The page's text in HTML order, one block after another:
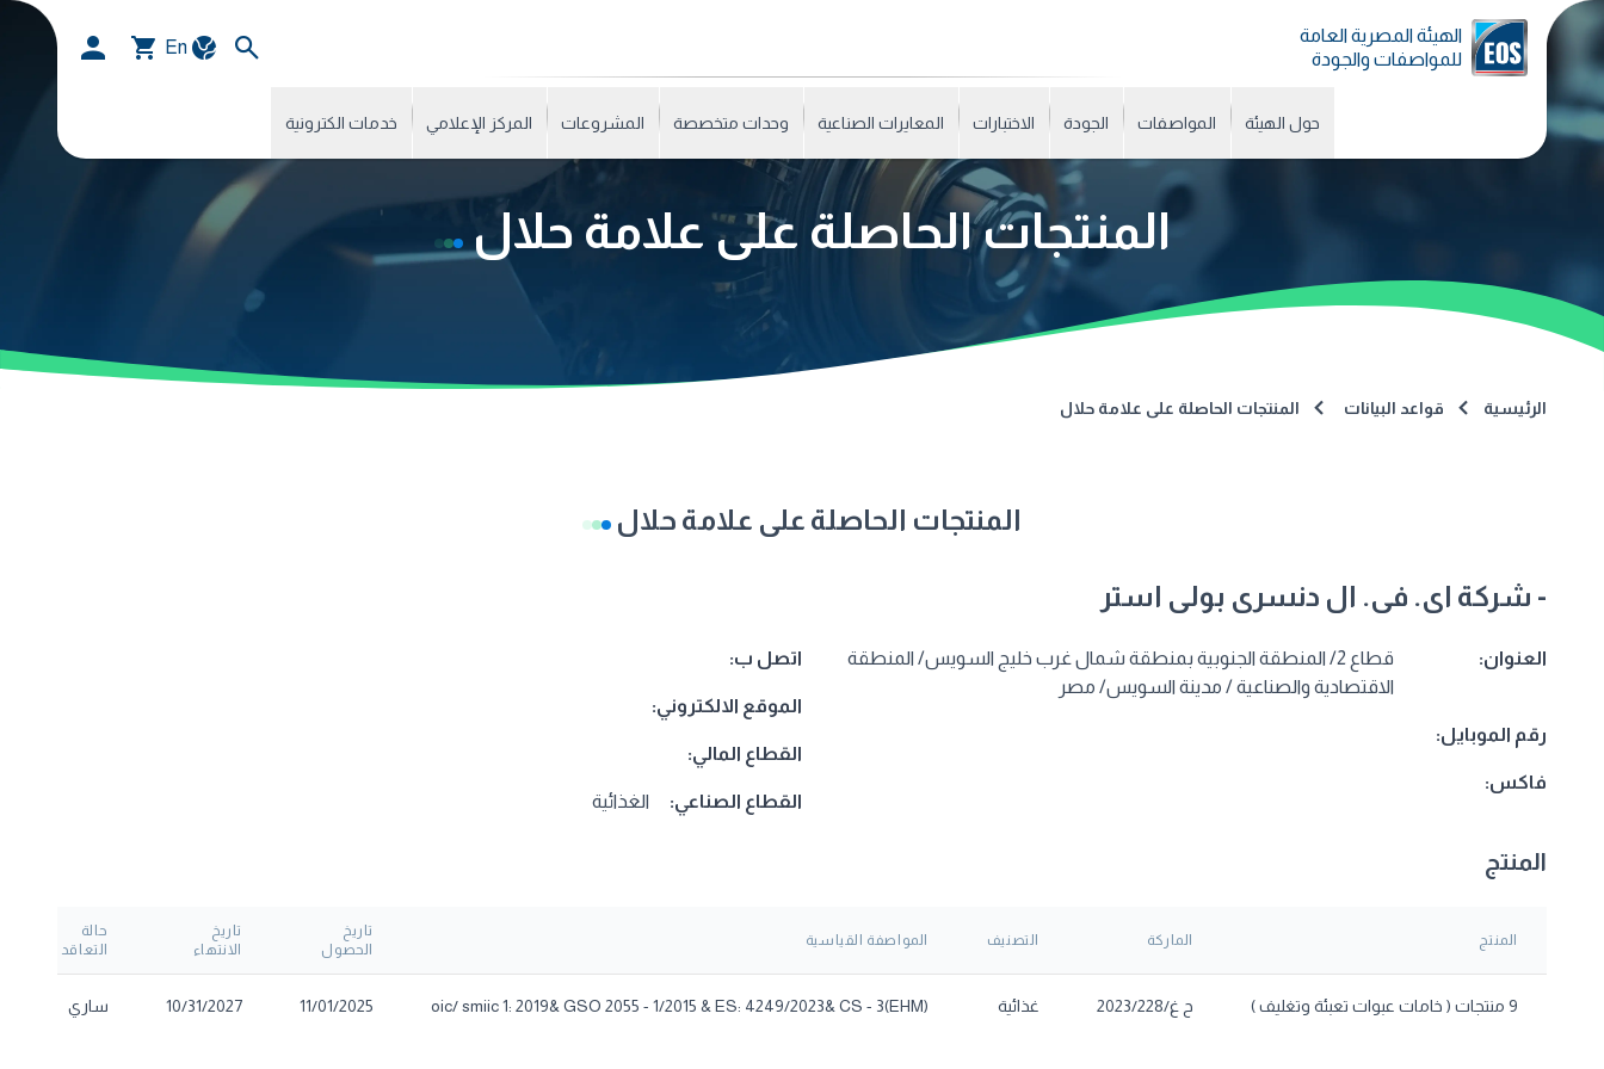
الهيئة المصرية العامة
للمواصفات والجودة
En
حول الهيئة المواصفات الجودة الاختبارات المعايرات الصناعية وحدات متخصصة المشروعات المركز الإعلامي خدمات الكترونية
المنتجات الحاصلة على علامة حلال
الرئيسية قواعد البيانات المنتجات الحاصلة على علامة حلال
المنتجات الحاصلة على علامة حلال
- شركة اى. فى. ال دنسرى بولى استر
العنوان:
قطاع 2/ المنطقة الجنوبية بمنطقة شمال غرب خليج السويس/ المنطقة
الاقتصادية والصناعية / مدينة السويس/ مصر
رقم الموبايل:
فاكس:
اتصل ب:
الموقع الالكتروني:
القطاع المالي:
القطاع الصناعي: الغذائية
المنتج
المنتج الماركة التصنيف المواصفة القياسية
تاريخ
الحصول
تاريخ
الانتهاء
حالة
التعاقد
9 منتجات ( خامات عبوات تعبئة وتغليف ) ح غ/2023/228 غذائية oic/ smiic 1: 2019& GSO 2055 - 1/2015 & ES: 4249/2023& CS - 3(EHM)
11/01/2025
10/31/2027 ساري